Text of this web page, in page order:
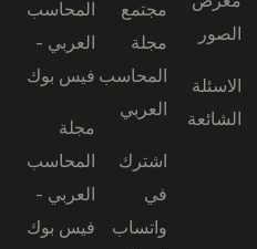
الصور
الاسئلة
الشائعة
مجتمع
مجلة
المحاسب
العربي
اشترك
في
واتساب
المحاسب
العربي -
فيس بوك
مجلة
المحاسب
العربي -
فيس بوك